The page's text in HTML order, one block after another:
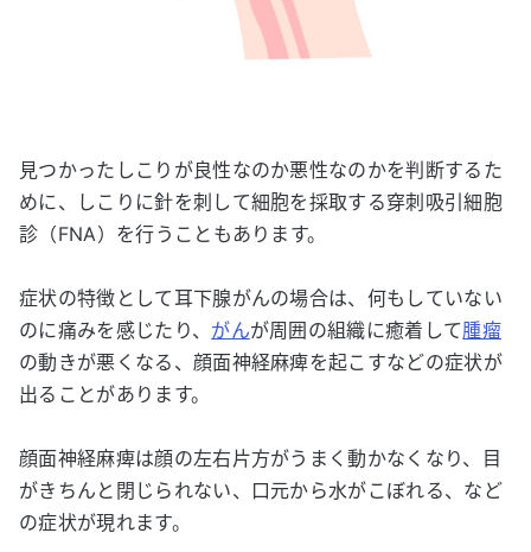
見つかったしこりが良性なのか悪性なのかを判断するた
めに、しこりに針を刺して細胞を採取する穿刺吸引細胞
診（FNA）を行うこともあります。
症状の特徴として耳下腺がんの場合は、何もしていない
のに痛みを感じたり、 がんが周囲の組織に癒着して腫瘤
の動きが悪くなる、顔面神経麻痺を起こすなどの症状が
出ることがあります。
顔面神経麻痺は顔の左右片方がうまく動かなくなり、目
がきちんと閉じられない、口元から水がこぼれる、など
の症状が現れます。